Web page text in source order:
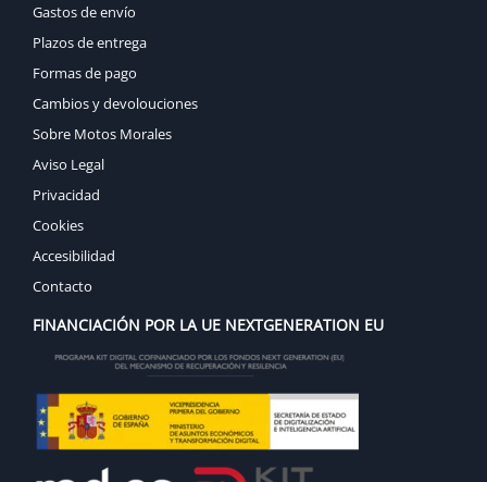
Gastos de envío
Plazos de entrega
Formas de pago
Cambios y devolouciones
Sobre Motos Morales
Aviso Legal
Privacidad
Cookies
Accesibilidad
Contacto
FINANCIACIÓN POR LA UE NEXTGENERATION EU